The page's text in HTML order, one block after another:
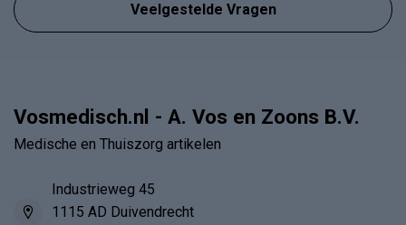
Veelgestelde Vragen
Vosmedisch.nl - A. Vos en Zoons B.V.
Medische en Thuiszorg artikelen
Industrieweg 45
1115 AD Duivendrecht